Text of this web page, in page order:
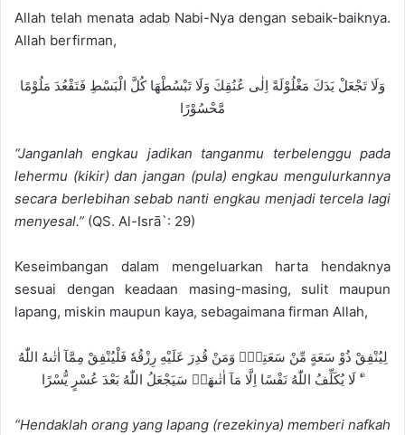
Allah telah menata adab Nabi-Nya dengan sebaik-baiknya.
Allah berfirman,
وَلَا تَجْعَلْ يَدَكَ مَغْلُوْلَةً اِلٰى عُنُقِكَ وَلَا تَبْسُطْهَا كُلَّ الْبَسْطِ فَتَقْعُدَ مَلُوْمًا
مَّحْسُوْرًا
“Janganlah engkau jadikan tanganmu terbelenggu pada
lehermu (kikir) dan jangan (pula) engkau mengulurkannya
secara berlebihan sebab nanti engkau menjadi tercela lagi
menyesal.” (QS. Al-Isrā`: 29)
Keseimbangan dalam mengeluarkan harta hendaknya
sesuai dengan keadaan masing-masing, sulit maupun
lapang, miskin maupun kaya, sebagaimana firman Allah,
لِيُنْفِقْ ذُوْ سَعَةٍ مِّنْ سَعَتِهٖۗ وَمَنْ قُدِرَ عَلَيْهِ رِزْقُهٗ فَلْيُنْفِقْ مِمَّآ اٰتٰىهُ اللّٰهُ
ۗ لَا يُكَلِّفُ اللّٰهُ نَفْسًا اِلَّا مَآ اٰتٰىهَاۗ سَيَجْعَلُ اللّٰهُ بَعْدَ عُسْرٍ يُّسْرًا ࣖ
“Hendaklah orang yang lapang (rezekinya) memberi nafkah